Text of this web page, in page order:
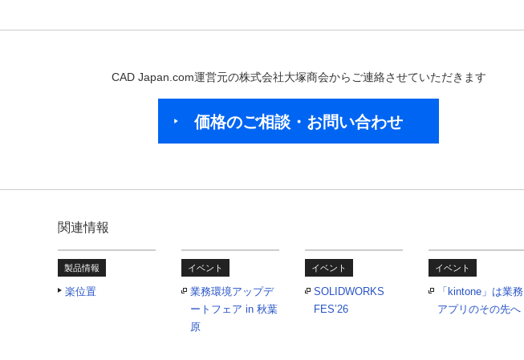
CAD Japan.com運営元の株式会社大塚商会からご連絡させていただきます
価格のご相談・お問い合わせ
関連情報
製品情報
楽位置
イベント
業務環境アップデ
ートフェア in 秋葉
原
イベント
SOLIDWORKS
FES’26
イベント
「kintone」は業務
アプリのその先へ